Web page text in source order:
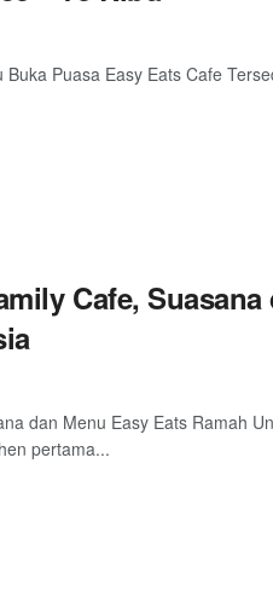
Puasa Easy Eats Cafe
Cafe,
dan Menu Easy Eats Ramah
pertama...